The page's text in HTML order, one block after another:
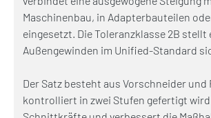
Maschinenbau, in Adapterbauteilen
eingesetzt. Die Toleranzklasse 2B
Außengewinden im Unified-Standard
Der Satz besteht aus Vorschneider
kontrolliert in zwei Stufen gefertigt